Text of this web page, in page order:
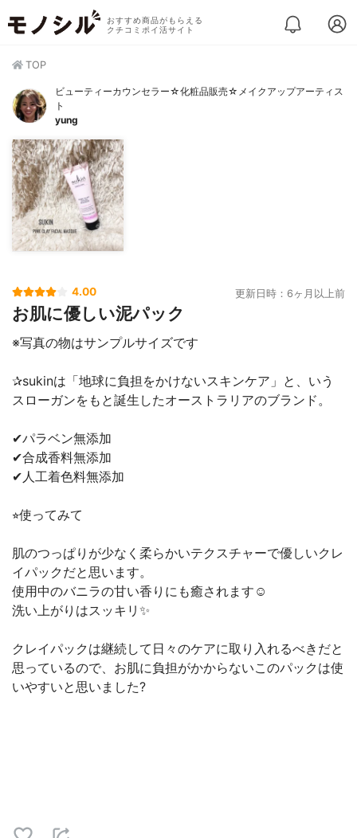
おすすめ商品がもらえる
クチコミポイ活サイト
TOP
ビューティーカウンセラー☆化粧品販売☆メイクアップアーティス
ト
yung
4.00 更新日時：6ヶ月以上前
お肌に優しい泥パック
※写真の物はサンプルサイズです
✰︎sukinは「地球に負担をかけないスキンケア」と、いう
スローガンをもと誕生したオーストラリアのブランド。
✔パラベン無添加
✔合成香料無添加
✔人工着色料無添加
⭐︎使ってみて
肌のつっぱりが少なく柔らかいテクスチャーで優しいクレ
イパックだと思います。
使用中のバニラの甘い香りにも癒されます☺️
洗い上がりはスッキリ✨
クレイパックは継続して日々のケアに取り入れるべきだと
思っているので、お肌に負担がかからないこのパックは使
いやすいと思いました?